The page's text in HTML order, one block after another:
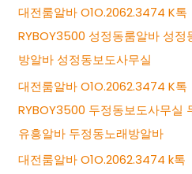
대전룸알바 O1O.2062.3474 K톡
RYBOY3500 성정동룸알바 성정
방알바 성정동보도사무실
대전룸알바 O1O.2062.3474 K톡
RYBOY3500 두정동보도사무실
유흥알바 두정동노래방알바
대전룸알바 O1O.2062.3474 k톡